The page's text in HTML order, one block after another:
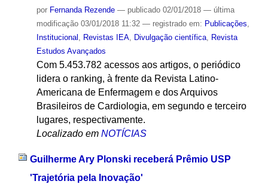
por Fernanda Rezende — publicado02/01/2018 — última
modificação03/01/2018 11:32 — registrado em: Publicações,
Institucional , Revistas IEA, Divulgação científica, Revista
Estudos Avançados
Com 5.453.782 acessos aos artigos, o periódico
lidera o ranking, à frente da Revista Latino-
Americana de Enfermagem e dos Arquivos
Brasileiros de Cardiologia, em segundo e terceiro
lugares, respectivamente.
Localizado em NOTÍCIAS
Guilherme Ary Plonski receberá Prêmio USP
'Trajetória pela Inovação'